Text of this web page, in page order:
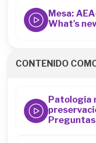
Mesa:
What's
CONTENIDO
Patología
Preguntas